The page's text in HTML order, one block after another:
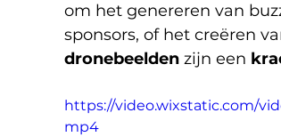
om het genereren van
sponsors, of het creëren
dronebeelden zijn een
https://video.wixstatic.com/
mp4